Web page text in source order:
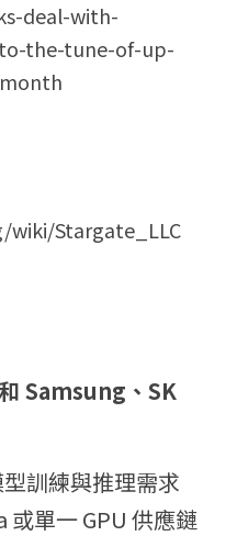
deal-with-
the-tune-of-up-
Stargate_LLC
Samsung、SK
訓練與推理需求
單一 GPU 供應鏈